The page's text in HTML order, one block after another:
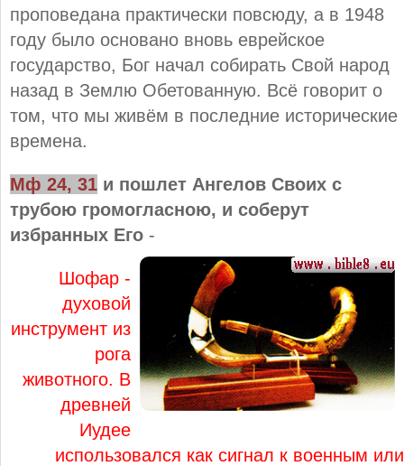
проповедана практически повсюду, а в 1948
году было основано вновь еврейское
государство, Бог начал собирать Свой народ
назад в Землю Обетованную. Всё говорит о
том, что мы живём в последние исторические
времена.
Мф 24, 31 и пошлет Ангелов Своих с
трубою громогласною, и соберут
избранных Его -
Шофар -
духовой
инструмент из
рога
животного. В
древней
Иудее
использовался как сигнал к военным или